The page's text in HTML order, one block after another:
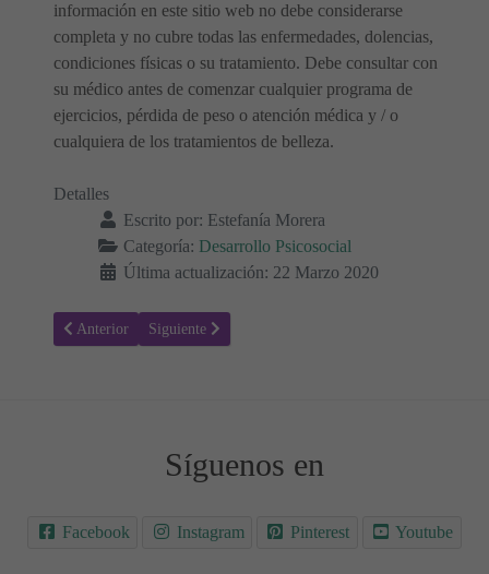
información en este sitio web no debe considerarse
completa y no cubre todas las enfermedades, dolencias,
condiciones físicas o su tratamiento. Debe consultar con
su médico antes de comenzar cualquier programa de
ejercicios, pérdida de peso o atención médica y / o
cualquiera de los tratamientos de belleza.
Detalles
Escrito por: Estefanía Morera
Categoría: Desarrollo Psicosocial
Última actualización: 22 Marzo 2020
Artículo anterior: ¿Qué es la crianza consciente? Lo que necesitas
Anterior Artículo siguiente: Trastorno de oposición desafiante
Siguiente
Síguenos en
Facebook Instagram Pinterest Youtube